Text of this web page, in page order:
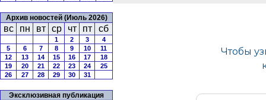
Архив новостей (Июль 2026)
вс пн вт ср чт пт сб
1 2 3
4
5
6 7 8 9 10
11
12
13 14 15 16 17
18
19
20 21 22 23 24
25
26
27 28 29 30 31
Эксклюзивная публикация